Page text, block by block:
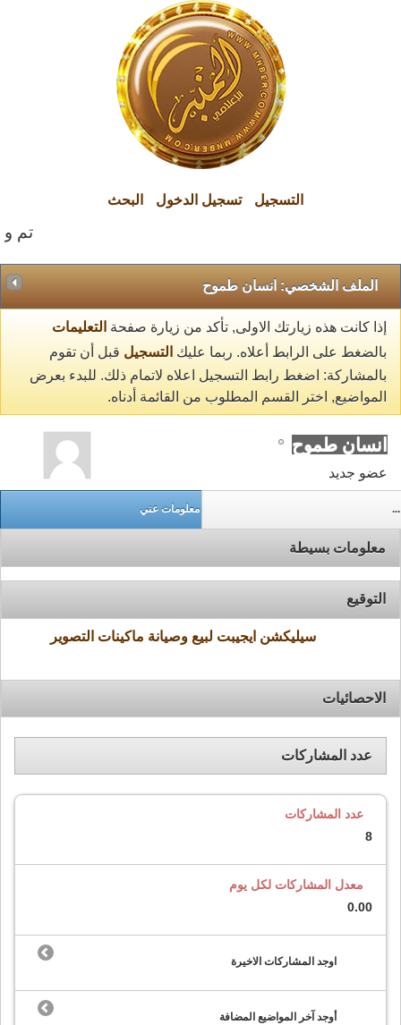
التسجيل تسجيل الدخول البحث
تم
الملف الشخصي: انسان طموح
إذا كانت هذه زيارتك الاولى, تأكد من زيارة صفحة التعليمات
بالضغط على الرابط أعلاه. ربما عليك التسجيل قبل أن تقوم
بالمشاركة: اضغط رابط التسجيل اعلاه لاتمام ذلك. للبدء بعرض
المواضيع, اختر القسم المطلوب من القائمة أدناه.
انسان طموح
عضو جديد
معلومات عني ...
معلومات بسيطة
التوقيع
سيليكشن ايجيبت لبيع وصيانة ماكينات التصوير
الاحصائيات
عدد المشاركات
عدد المشاركات
8
معدل المشاركات لكل يوم
0.00
اوجد المشاركات الاخيرة
أوجد آخر المواضيع المضافة